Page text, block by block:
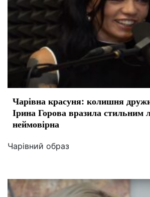
Чарівна красуня: колишня
Ірина Горова вразила стильним
неймовірна
Чарівний образ